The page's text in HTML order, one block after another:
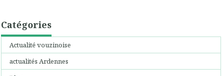
Catégories
Actualité vouzinoise
actualités Ardennes